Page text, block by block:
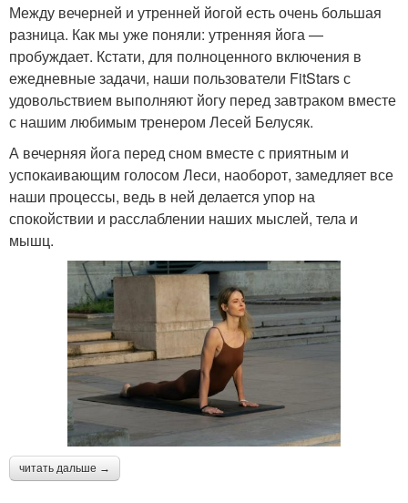
Между вечерней и утренней йогой есть очень большая
разница. Как мы уже поняли: утренняя йога —
пробуждает. Кстати, для полноценного включения в
ежедневные задачи, наши пользователи FitStars с
удовольствием выполняют йогу перед завтраком вместе
с нашим любимым тренером Лесей Белусяк.
А вечерняя йога перед сном вместе с приятным и
успокаивающим голосом Леси, наоборот, замедляет все
наши процессы, ведь в ней делается упор на
спокойствии и расслаблении наших мыслей, тела и
мышц.
читать дальше →